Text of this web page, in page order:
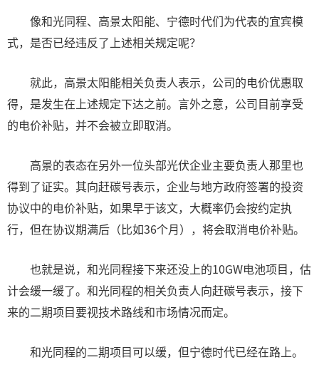
像和光同程、高景太阳能、宁德时代们为代表的宜宾模
式，是否已经违反了上述相关规定呢？
就此，高景太阳能相关负责人表示，公司的电价优惠取
得，是发生在上述规定下达之前。言外之意，公司目前享受
的电价补贴，并不会被立即取消。
高景的表态在另外一位头部光伏企业主要负责人那里也
得到了证实。其向赶碳号表示，企业与地方政府签署的投资
协议中的电价补贴，如果早于该文，大概率仍会按约定执
行，但在协议期满后（比如36个月），将会取消电价补贴。
也就是说，和光同程接下来还没上的10GW电池项目，估
计会缓一缓了。和光同程的相关负责人向赶碳号表示，接下
来的二期项目要视技术路线和市场情况而定。
和光同程的二期项目可以缓，但宁德时代已经在路上。